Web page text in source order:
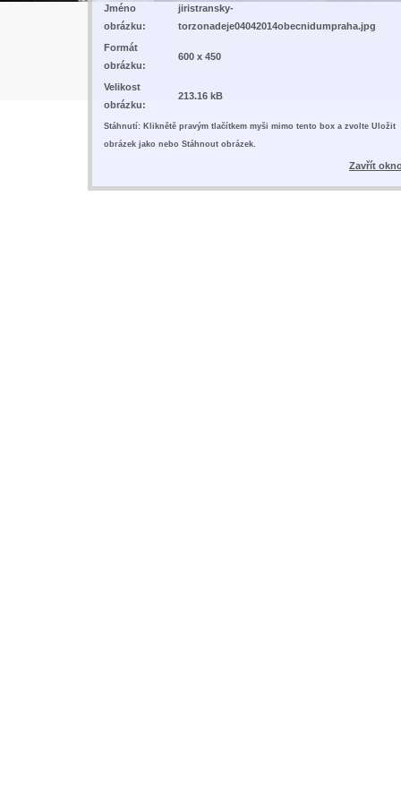
Jméno
obrázku:
jiristransky-
torzonadeje04042014obecnidumpraha.jpg
Formát
obrázku:
600 x 450
Velikost
obrázku:
213.16 kB
Stáhnutí: Kliknětě pravým tlačítkem myši mimo tento box a zvolte Uložit
obrázek jako nebo Stáhnout obrázek.
Zavřít